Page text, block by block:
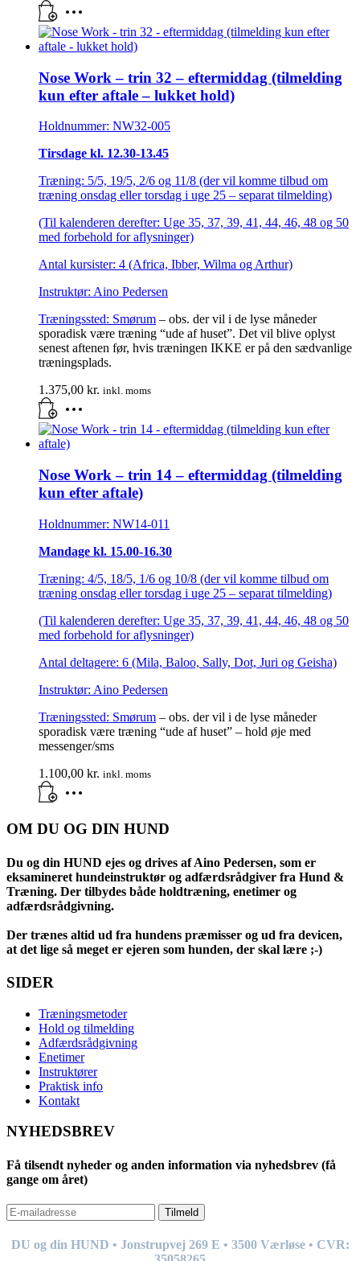
Nose Work – trin 32 – eftermiddag (tilmelding
kun efter aftale – lukket hold)
Holdnummer: NW32-005
Tirsdage kl. 12.30-13.45
Træning: 5/5, 19/5, 2/6 og 11/8 (der vil komme tilbud om
træning onsdag eller torsdag i uge 25 – separat tilmelding)
(Til kalenderen derefter: Uge 35, 37, 39, 41, 44, 46, 48 og 50
med forbehold for aflysninger)
Antal kursister: 4 (Africa, Ibber, Wilma og Arthur)
Instruktør: Aino Pedersen
Træningssted: Smørum – obs. der vil i de lyse måneder
sporadisk være træning “ude af huset”. Det vil blive oplyst
senest aftenen før, hvis træningen IKKE er på den sædvanlige
træningsplads.
1.375,00 kr. inkl. moms
Nose Work – trin 14 – eftermiddag (tilmelding
kun efter aftale)
Holdnummer: NW14-011
Mandage kl. 15.00-16.30
Træning: 4/5, 18/5, 1/6 og 10/8 (der vil komme tilbud om
træning onsdag eller torsdag i uge 25 – separat tilmelding)
(Til kalenderen derefter: Uge 35, 37, 39, 41, 44, 46, 48 og 50
med forbehold for aflysninger)
Antal deltagere: 6 (Mila, Baloo, Sally, Dot, Juri og Geisha)
Instruktør: Aino Pedersen
Træningssted: Smørum – obs. der vil i de lyse måneder
sporadisk være træning “ude af huset” – hold øje med
messenger/sms
1.100,00 kr. inkl. moms
OM DU OG DIN HUND
Du og din HUND ejes og drives af Aino Pedersen, som er
eksamineret hundeinstruktør og adfærdsrådgiver fra Hund &
Træning. Der tilbydes både holdtræning, enetimer og
adfærdsrådgivning.
Der trænes altid ud fra hundens præmisser og ud fra devicen,
at det lige så meget er ejeren som hunden, der skal lære ;-)
SIDER
Træningsmetoder
Hold og tilmelding
Adfærdsrådgivning
Enetimer
Instruktører
Praktisk info
Kontakt
NYHEDSBREV
Få tilsendt nyheder og anden information via nyhedsbrev (få
gange om året)
Tilmeld
DU og din HUND • Jonstrupvej 269 E • 3500 Værløse • CVR: